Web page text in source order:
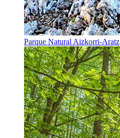
Parque Natural Aizkorri-Aratz